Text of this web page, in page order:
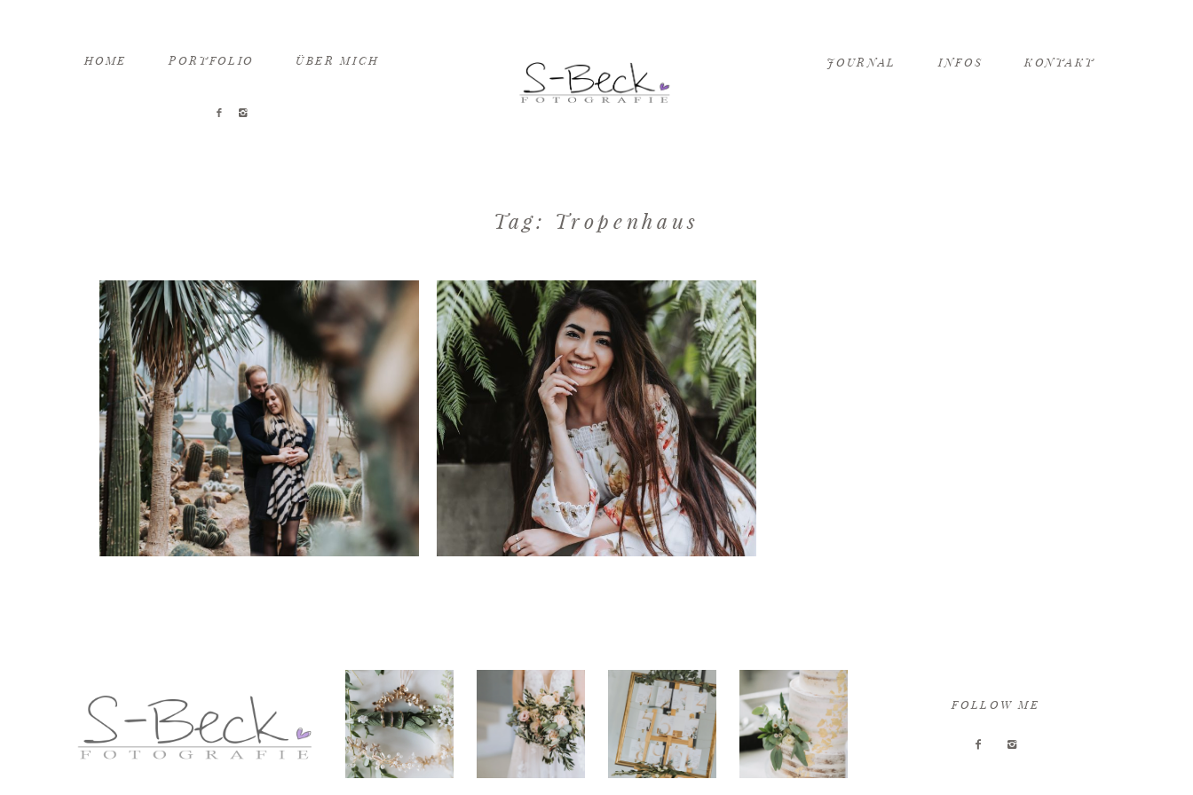
HOME PORTFOLIO ÜBER MICH JOURNAL INFOS KONTAKT
Tag: Tropenhaus
FOLLOW ME